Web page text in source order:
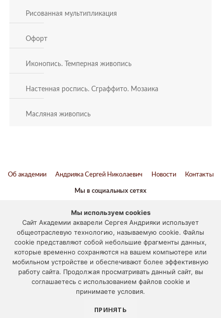
Рисованная мультипликация
Офорт
Иконопись. Темперная живопись
Настенная роспись. Сграффито. Мозаика
Масляная живопись
Об академии Андрияка Сергей Николаевич Новости Контакты
Мы в социальных сетях
Наука и образование против террора
«АКАДЕМИЯ АКВАРЕЛИ И ИЗЯЩНЫХ ИСКУССТВ СЕРГЕЯ
АНДРИЯКИ»
117133, г. Москва, ул. Академика Варги, дом 15
Мы используем cookies
Сайт Академии акварели Сергея Андрияки использует
общеотраслевую технологию, называемую cookie. Файлы
cookie представляют собой небольшие фрагменты данных,
которые временно сохраняются на вашем компьютере или
мобильном устройстве и обеспечивают более эффективную
работу сайта. Продолжая просматривать данный сайт, вы
соглашаетесь с использованием файлов cookie и
принимаете условия.
ПРИНЯТЬ